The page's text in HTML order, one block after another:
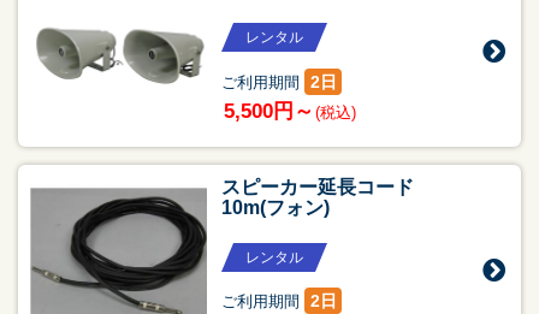
レンタル
ご利用期間 2日
5,500円～ (税込)
スピーカー延長コード
10m(フォン)
レンタル
ご利用期間 2日